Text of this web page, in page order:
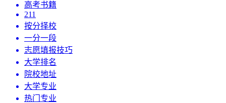
高考书籍
211
按分择校
一分一段
志愿填报技巧
大学排名
院校地址
大学专业
热门专业